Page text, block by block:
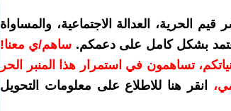
الحرية، العدالة الاجتماعية، والمساواة
يعتمد بشكل كامل على دعمكم. ساهم/ي معنا!
إمكانياتكم، تساهمون في استمرار هذا المنبر الحر
،
انقر هنا للاطلاع على معلومات التحويل